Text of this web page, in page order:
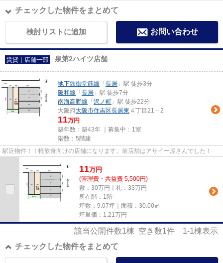
チェックした物件をまとめて
検討リストに追加 お問い合わせ
賃貸｜店舗一部 泉第2ハイツ店舗
地下鉄御堂筋線 「 長居 」駅 徒歩3分
阪和線 「 長居 」駅 徒歩7分
南海高野線 「 沢ノ町 」駅 徒歩22分
大阪府大阪市住吉区長居東 ４丁目21－2
11万円
築年数：築43年 ｜募集中： 1室
階数：5階建
駅近物件！！軽飲食向けの店舗になります。前店舗はアサイー屋さんでした！
11万円
(管理費・共益費 5,500円)
敷：30万円｜礼：33万円
所在階：1階
坪数：9.07坪｜面積：30.00㎡
坪単価： 1.21万円
該当公開件数1棟 空き数1件 1-1棟表示
チェックした物件をまとめて